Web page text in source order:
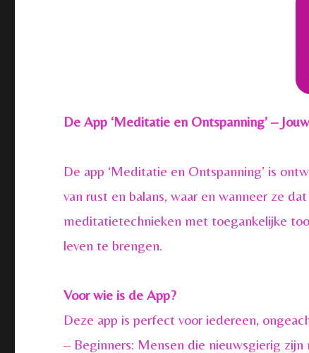
De App ‘Meditatie en Ontspanning’ –
De app ‘Meditatie en Ontspanning’ is
van rust en balans, waar en wanneer ze
meditatietechnieken met toegankelijke
leven te brengen.
Voor wie is de App?
Deze app is perfect voor iedereen,
– Beginners: Mensen die nieuwsgierig